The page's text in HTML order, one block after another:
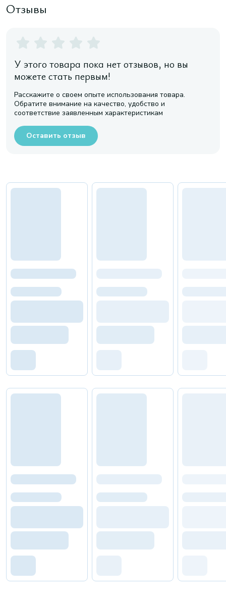
Отзывы
У этого товара пока нет отзывов, но вы
можете стать первым!
Расскажите о своем опыте использования товара.
Обратите внимание на качество, удобство и
соответствие заявленным характеристикам
Оставить отзыв